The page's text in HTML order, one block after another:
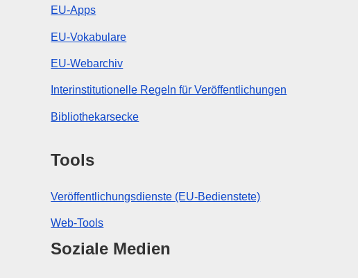
EU-Apps
EU-Vokabulare
EU-Webarchiv
Interinstitutionelle Regeln für Veröffentlichungen
Bibliothekarsecke
Tools
Veröffentlichungsdienste (EU-Bedienstete)
Web-Tools
Soziale Medien